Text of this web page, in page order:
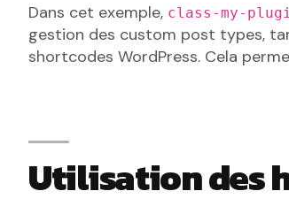
Dans cet exemple, class-my-
gestion des custom post types,
shortcodes WordPress. Cela
Utilisation des